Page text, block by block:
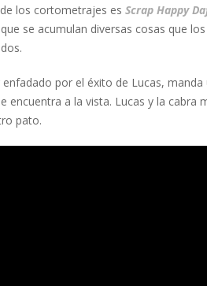
los cortometrajes es Scrap Happy
se acumulan diversas cosas que
enfadado por el éxito de Lucas,
encuentra a la vista. Lucas y la
pato.